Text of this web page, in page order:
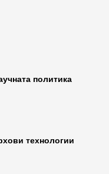
политика
технологии